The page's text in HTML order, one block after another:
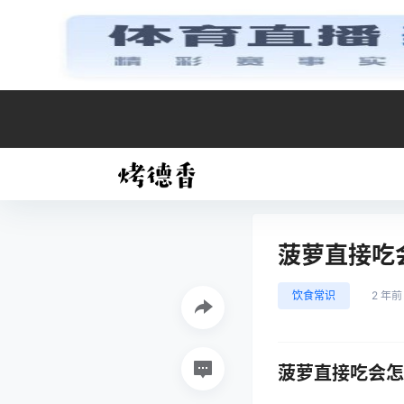
菠萝直接吃
饮食常识 2 年前
菠萝直接吃会